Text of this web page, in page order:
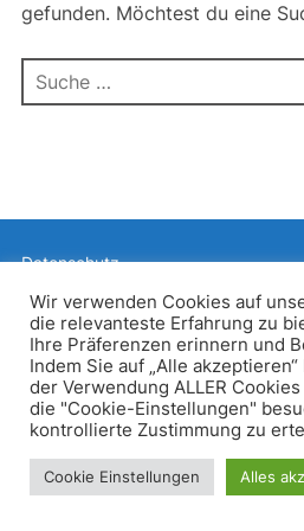
gefunden. Möchtest du eine
Suchen
nach:
Datenschutz
Inspiro WordPress
Wir verwenden Cookies auf
die relevanteste Erfahrung zu
Ihre Präferenzen erinnern und
Indem Sie auf „Alle
der Verwendung ALLER
die "Cookie-Einstellungen"
kontrollierte Zustimmung zu
Cookie Einstellungen Alles